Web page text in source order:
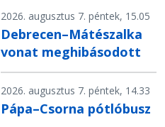
2026. augusztus 7. péntek, 15.05
Debrecen–Mátészalka
vonat meghibásodott
2026. augusztus 7. péntek, 14.33
Pápa–Csorna pótlóbusz